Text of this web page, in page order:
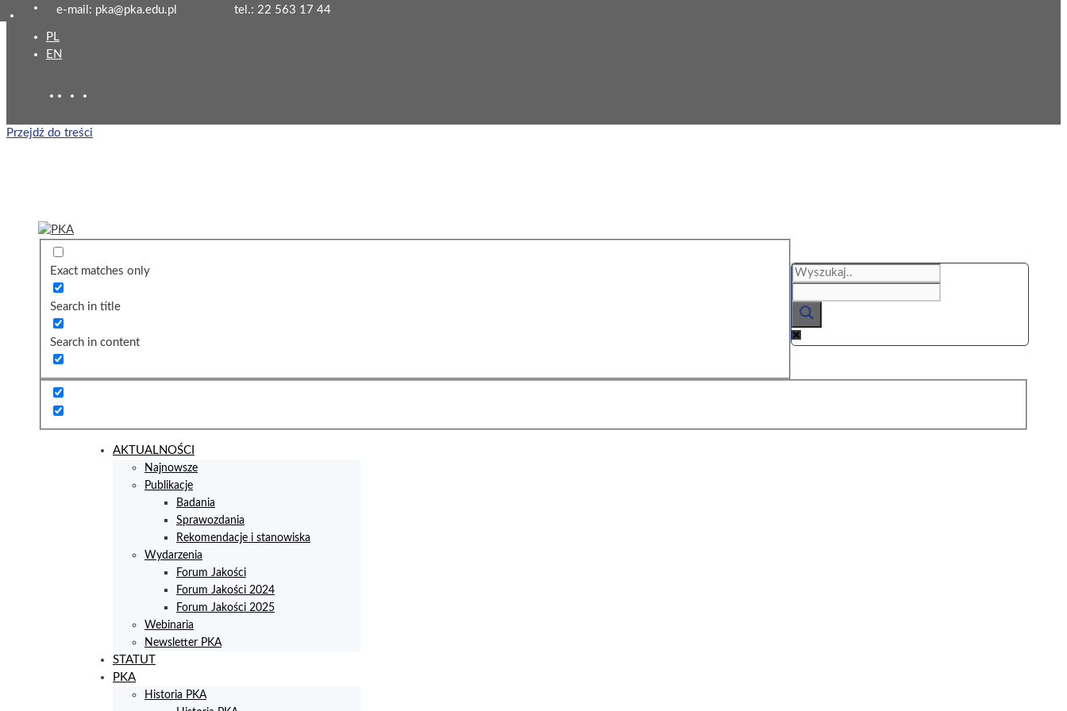
e-mail: pka@pka.edu.pl tel.: 22 563 17 44
PL
EN
Przejdź do treści
Exact matches only
Search in title
Search in content
AKTUALNOŚCI
Najnowsze
Publikacje
Badania
Sprawozdania
Rekomendacje i stanowiska
Wydarzenia
Forum Jakości
Forum Jakości 2024
Forum Jakości 2025
Webinaria
Newsletter PKA
STATUT
PKA
Historia PKA